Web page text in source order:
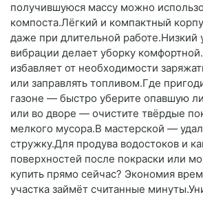
получившуюся массу можно
компоста.Лёгкий и компактный
даже при длительной работе.Низкий
вибрации делает уборку
избавляет от необходимости
или заправлять топливом.Где
газоне — быстро уберите опавшую
или во дворе — очистите твёрдые
мелкого мусора.В мастерской —
стружку.Для продува водостоков и
поверхностей после покраски или
купить прямо сейчас? Экономия
участка займёт считанные